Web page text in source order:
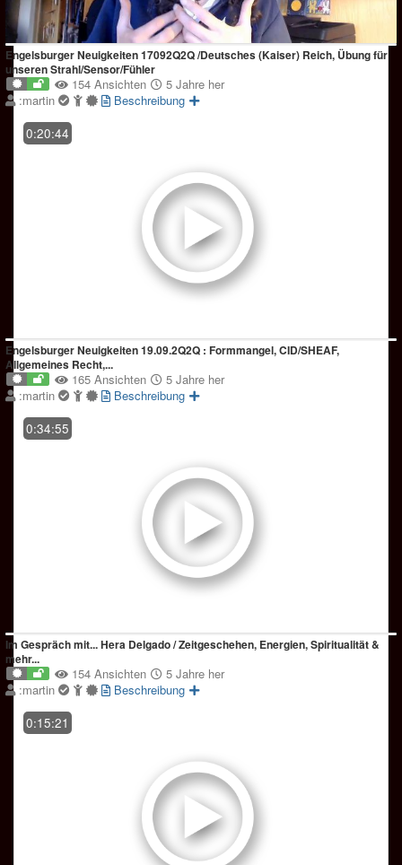
Engelsburger Neuigkeiten 17092Q2Q /Deutsches (Kaiser) Reich, Übung für
unseren Strahl/Sensor/Fühler
154 Ansichten
5 Jahre her
:martin
Beschreibung
0:20:44
Engelsburger Neuigkeiten 19.09.2Q2Q : Formmangel, CID/SHEAF,
Allgemeines Recht,...
165 Ansichten
5 Jahre her
:martin
Beschreibung
0:34:55
Im Gespräch mit... Hera Delgado / Zeitgeschehen, Energien, Spiritualität &
mehr...
154 Ansichten
5 Jahre her
:martin
Beschreibung
0:15:21